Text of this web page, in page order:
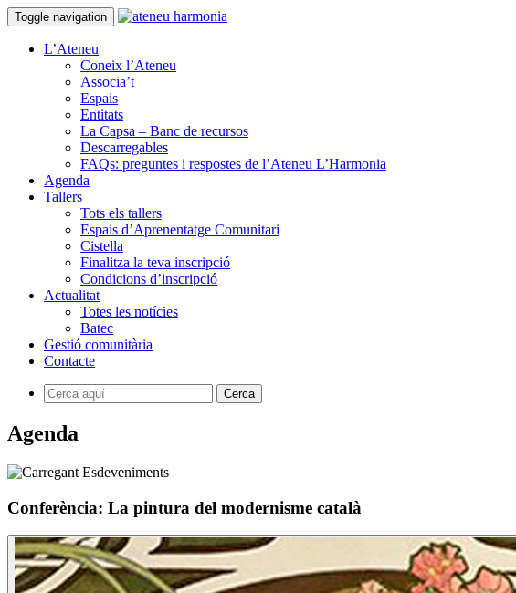
Toggle navigation
L’Ateneu
Coneix l’Ateneu
Associa’t
Espais
Entitats
La Capsa – Banc de recursos
Descarregables
FAQs: preguntes i respostes de l’Ateneu L’Harmonia
Agenda
Tallers
Tots els tallers
Espais d’Aprenentatge Comunitari
Cistella
Finalitza la teva inscripció
Condicions d’inscripció
Actualitat
Totes les notícies
Batec
Gestió comunitària
Contacte
Agenda
Conferència: La pintura del modernisme català